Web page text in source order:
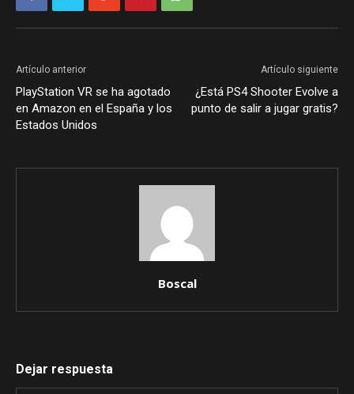
Artículo anterior
PlayStation VR se ha agotado
en Amazon en el España y los
Estados Unidos
Artículo siguiente
¿Está PS4 Shooter Evolve a
punto de salir a jugar gratis?
Boscal
Dejar respuesta